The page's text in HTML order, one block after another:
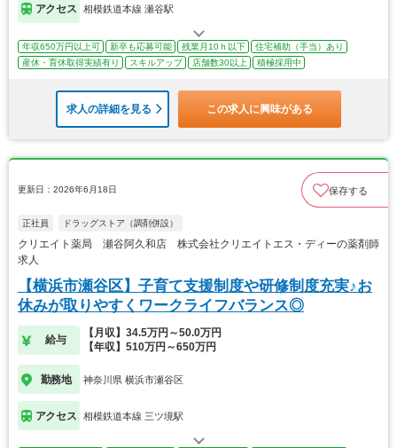
アクセス 相模鉄道本線 瀬谷駅
年収650万円以上可 新卒も応募可能 残業月10ｈ以下
住宅補助（手当）あり
産休・育休取得実績有り
スキルアップ 店舗数30以上 積極採用中
求人の詳細を見る この求人に興味がある
更新日：2026年6月18日 保存する
正社員 ドラッグストア（調剤併設）
クリエイト薬局 瀬谷阿久和店 株式会社クリエイトエス・ディーの薬剤師
求人
【横浜市瀬谷区】子育て支援制度や研修制度充実♪お
休みが取りやすくワークライフバランス◎
給与
【月収】34.5万円～50.0万円
【年収】510万円～650万円
勤務地 神奈川県 横浜市瀬谷区
アクセス 相模鉄道本線 三ツ境駅